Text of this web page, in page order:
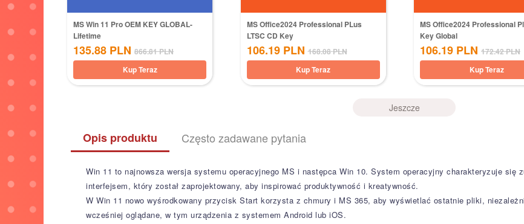
MS Win 11 Pro OEM KEY GLOBAL-
Lifetime
135.88 PLN 866.81PLN
Kup Teraz
MS Office2024 Professional PLus
LTSC CD Key
106.19 PLN 168.08PLN
Kup Teraz
MS Office2024 Professional
Key Global
106.19 PLN 172.42PLN
Kup Teraz
Jeszcze
Opis produktu Często zadawane pytania
Win 11 to najnowsza wersja systemu operacyjnego MS i następca Win 10. System operacyjny charakteryzuje się
interfejsem, który został zaprojektowany, aby inspirować produktywność i kreatywność.
W Win 11 nowo wyśrodkowany przycisk Start korzysta z chmury i MS 365, aby wyświetlać ostatnie pliki,
wcześniej oglądane, w tym urządzenia z systemem Android lub iOS.